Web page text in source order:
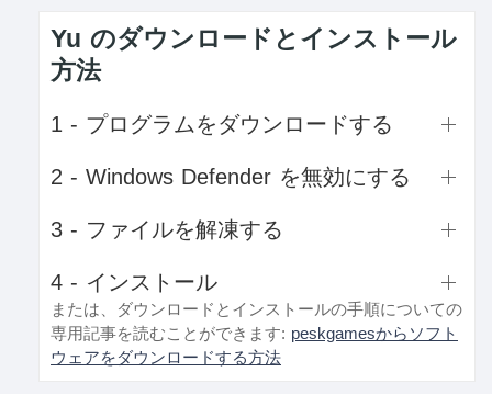
Yu のダウンロードとインストール
方法
1 - プログラムをダウンロードする
2 - Windows Defender を無効にする
3 - ファイルを解凍する
4 - インストール
または、ダウンロードとインストールの手順についての
専用記事を読むことができます: peskgamesからソフト
ウェアをダウンロードする方法